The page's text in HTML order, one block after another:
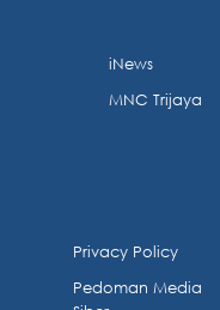
iNews
MNC Trijaya
Privacy Policy
Pedoman Media